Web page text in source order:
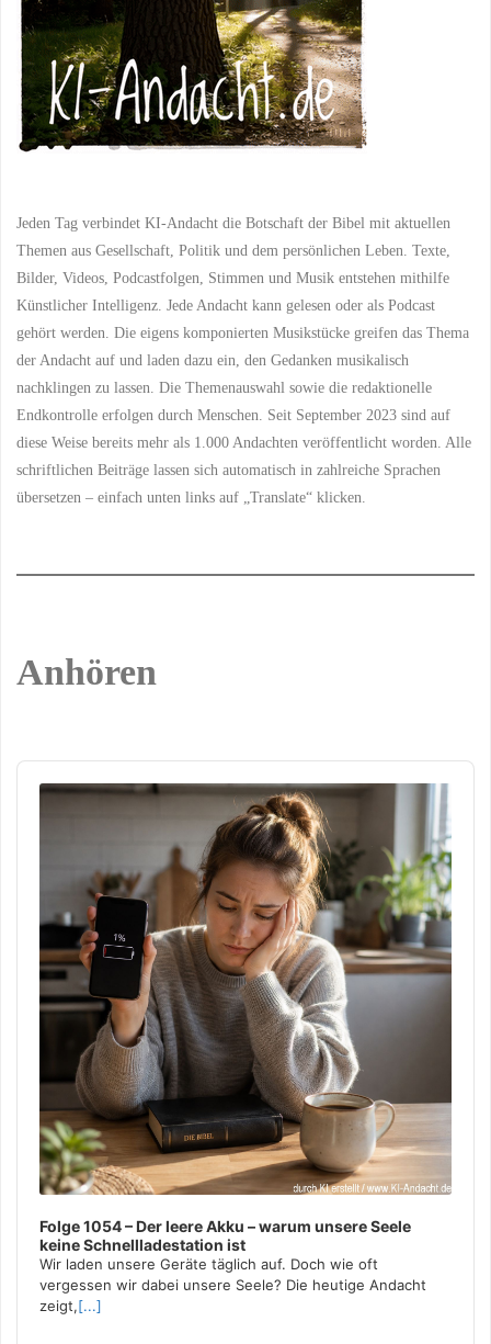
Christkinds:
Eine
Betrachtung
der
Traditionen
in
Weihnachtszeit"
Jeden Tag verbindet KI-Andacht die Botschaft der Bibel mit aktuellen
Themen aus Gesellschaft, Politik und dem persönlichen Leben. Texte,
Bilder, Videos, Podcastfolgen, Stimmen und Musik entstehen mithilfe
Künstlicher Intelligenz. Jede Andacht kann gelesen oder als Podcast
gehört werden. Die eigens komponierten Musikstücke greifen das Thema
der Andacht auf und laden dazu ein, den Gedanken musikalisch
nachklingen zu lassen. Die Themenauswahl sowie die redaktionelle
Endkontrolle erfolgen durch Menschen. Seit September 2023 sind auf
diese Weise bereits mehr als 1.000 Andachten veröffentlicht worden. Alle
schriftlichen Beiträge lassen sich automatisch in zahlreiche Sprachen
übersetzen – einfach unten links auf „Translate“ klicken.
Anhören
Audio
Player
Folge 1054 – Der leere Akku – warum unsere Seele
keine Schnellladestation ist
Wir laden unsere Geräte täglich auf. Doch wie oft
vergessen wir dabei unsere Seele? Die heutige Andacht
zeigt,[...]